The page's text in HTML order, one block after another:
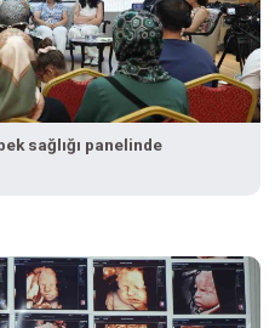
sağlığı panelinde